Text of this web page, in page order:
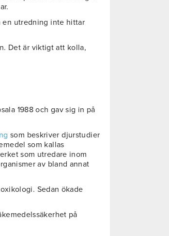
en utredning inte hittar
Det är viktigt att kolla,
1988 och gav sig in på
som beskriver djurstudier
som kallas
som utredare inom
av bland annat
Sedan ökade
på